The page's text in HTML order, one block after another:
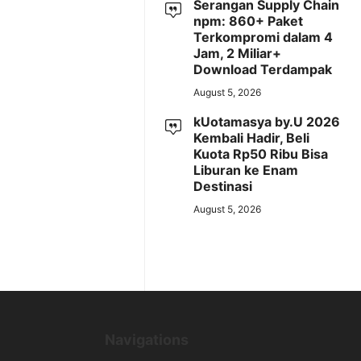
Serangan Supply Chain
npm: 860+ Paket
Terkompromi dalam 4
Jam, 2 Miliar+
Download Terdampak
August 5, 2026
kUotamasya by.U 2026
Kembali Hadir, Beli
Kuota Rp50 Ribu Bisa
Liburan ke Enam
Destinasi
August 5, 2026